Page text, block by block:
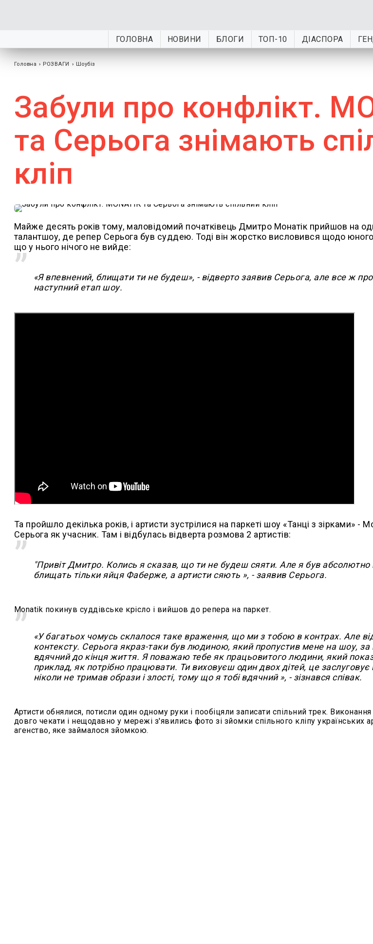
ГОЛОВНА НОВИНИ БЛОГИ ТОП-10 ДІАСПОРА
Головна › РОЗВАГИ › Шоубiз
Забули про конфлікт.
та Серьога знімають
кліп
Майже десять років тому, маловідомий початківець Дмитро Монатік прийшов на
талантшоу, де репер Серьога був суддею. Тоді він жорстко висловився щодо юного
що у нього нічого не вийде:
«Я впевнений, блищати ти не будеш», - відверто заявив Серьога, але все ж
наступний етап шоу.
Та пройшло декілька років, і артисти зустрілися на паркеті шоу «Танці з зірками» -
Серьога як учасник. Там і відбулась відверта розмова 2 артистів:
"Привіт Дмитро. Колись я сказав, що ти не будеш сяяти. Але я був
блищать тільки яйця Фаберже, а артисти сяють », - заявив Серьога.
Monatik покинув суддівське крісло і вийшов до репера на паркет.
«У багатьох чомусь склалося таке враження, що ми з тобою в контрах. Але
контексту. Серьога якраз-таки був людиною, який пропустив мене на шоу,
вдячний до кінця життя. Я поважаю тебе як працьовитого людини, який
приклад, як потрібно працювати. Ти виховуєш один двох дітей, це заслуговує
ніколи не тримав образи і злості, тому що я тобі вдячний », - зізнався співак.
Артисти обнялися, потисли один одному руки і пообіцяли записати спільний трек.
довго чекати і нещодавно у мережі з'явились фото зі зйомки спільного кліпу українських
агенство, яке займалося зйомкою.